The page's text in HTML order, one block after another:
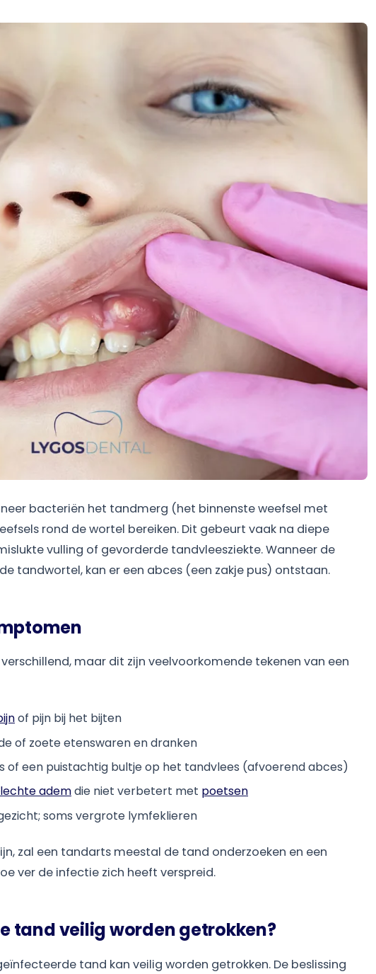
bacteriën het tandmerg (het binnenste weefsel met
rond de wortel bereiken. Dit gebeurt vaak na diepe
vulling of gevorderde tandvleesziekte. Wanneer de
tandwortel, kan er een abces (een zakje pus) ontstaan.
maar dit zijn veelvoorkomende tekenen van een
of pijn bij het bijten
of zoete etenswaren en dranken
of een puistachtig bultje op het tandvlees (afvoerend abces)
ademdie niet verbetert met poetsen
soms vergrote lymfeklieren
zal een tandarts meestal de tand onderzoeken en een
ver de infectie zich heeft verspreid.
tand veilig worden getrokken?
tand kan veilig worden getrokken. De beslissing